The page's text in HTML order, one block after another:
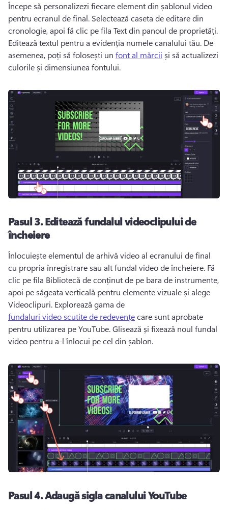
Începe să personalizezi fiecare element din șablonul video
pentru ecranul de final. Selectează caseta de editare din
Editează textul pentru a evidenția numele canalului tău. De
asemenea, poți să folosești un font al mărcii și să actualizezi
culorile și dimensiunea fontului.
Pasul 3.Editează fundalul videoclipului de
încheiere
Înlocuiește elementul de arhivă video al ecranului de final
cu propria înregistrare sau alt fundal video de încheiere. Fă
clic pe fila Bibliotecă de conținut de pe bara de instrumente,
apoi pe săgeata verticală pentru elemente vizuale și alege
Videoclipuri. Explorează gama de
fundaluri video scutite de redevențe care sunt aprobate
pentru utilizarea pe YouTube. Glisează și fixează noul fundal
video pentru a-l înlocui pe cel din șablon.
Pasul 4.Adaugă sigla canalului YouTube